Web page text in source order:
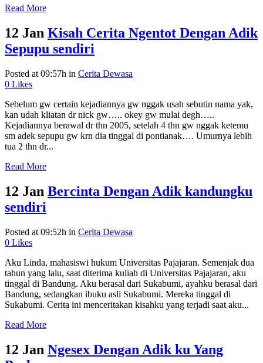
Read More
12 Jan Kisah Cerita Ngentot Dengan Adik
Sepupu sendiri
Posted at 09:57h in Cerita Dewasa
0 Likes
Sebelum gw certain kejadiannya gw nggak usah sebutin nama yak,
kan udah kliatan dr nick gw….. okey gw mulai degh…..
Kejadiannya berawal dr thn 2005, setelah 4 thn gw nggak ketemu
sm adek sepupu gw krn dia tinggal di pontianak…. Umurnya lebih
tua 2 thn dr...
Read More
12 Jan Bercinta Dengan Adik kandungku
sendiri
Posted at 09:52h in Cerita Dewasa
0 Likes
Aku Linda, mahasiswi hukum Universitas Pajajaran. Semenjak dua
tahun yang lalu, saat diterima kuliah di Universitas Pajajaran, aku
tinggal di Bandung. Aku berasal dari Sukabumi, ayahku berasal dari
Bandung, sedangkan ibuku asli Sukabumi. Mereka tinggal di
Sukabumi. Cerita ini menceritakan kisahku yang terjadi saat aku...
Read More
12 Jan Ngesex Dengan Adik ku Yang